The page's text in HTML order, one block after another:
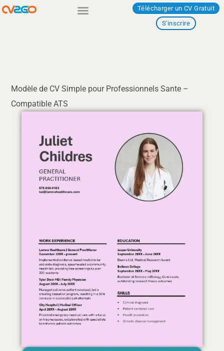
Aller
Télécharger un CV Gratuit
S'inscrire
Modèle de CV Simple pour Professionnels Sante –
Compatible ATS